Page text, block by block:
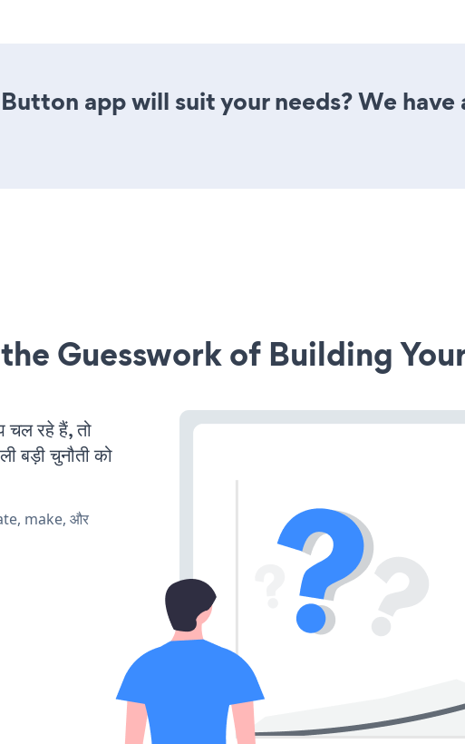
app will suit your needs? We have
Guesswork of Building
रहे हैं, तो
बड़ी चुनौती को
make, और